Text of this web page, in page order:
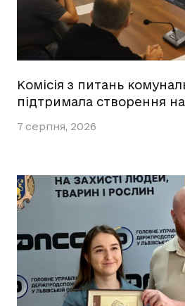
Комісія з питань
підтримала створення
7 серпня, 2026